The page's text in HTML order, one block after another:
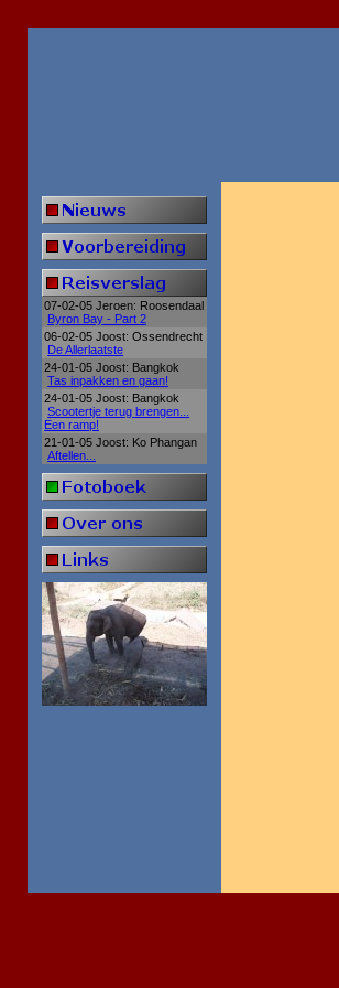
07-02-05 Jeroen: Roosendaal
Byron Bay - Part 2
06-02-05 Joost: Ossendrecht
De Allerlaatste
24-01-05 Joost: Bangkok
Tas inpakken en gaan!
24-01-05 Joost: Bangkok
Scootertje terug brengen...
Een ramp!
21-01-05 Joost: Ko Phangan
Aftellen...